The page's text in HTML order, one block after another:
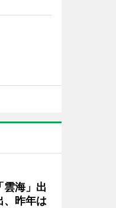
雲海」出
昨年は